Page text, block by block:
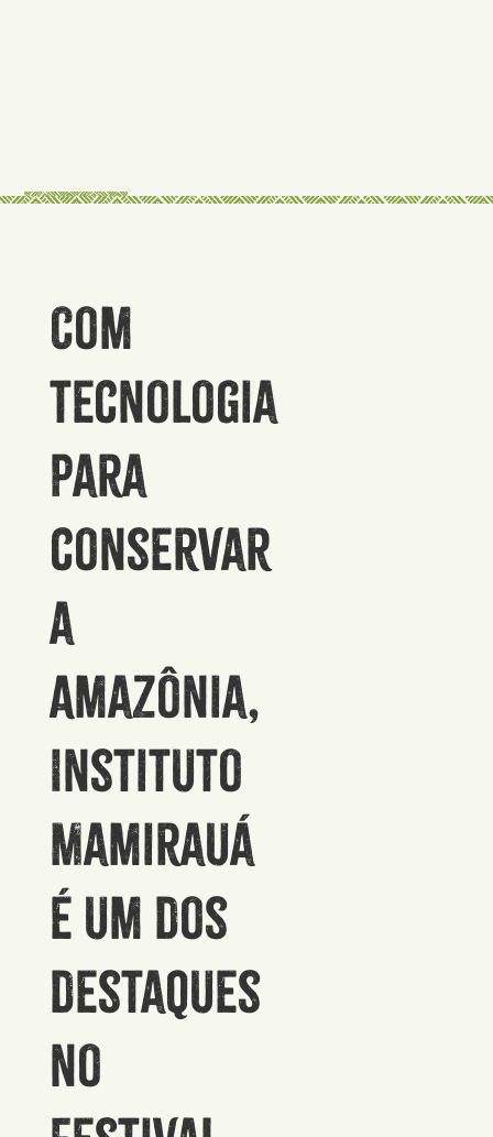
Com
tecnologia
para
conservar
a
Amazônia,
Instituto
Mamirauá
é um dos
destaques
no